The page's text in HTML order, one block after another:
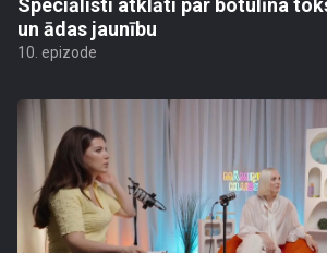
Speciālisti atklāti par botulīna
un ādas jaunību
10. epizode